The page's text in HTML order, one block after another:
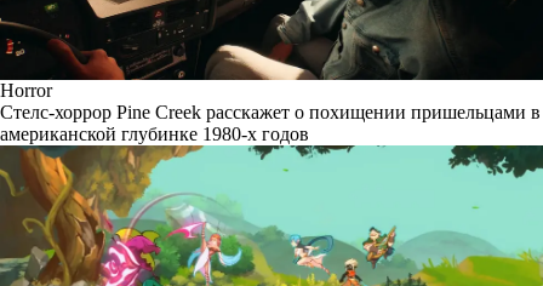
Horror
Стелс-хоррор Pine Creek расскажет о похищении пришельцами в
американской глубинке 1980-х годов